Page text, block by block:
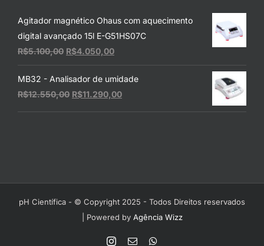
Agitador magnético Ohaus com aquecimento
digital avançado 15l E-G51HS07C
R$5.100,00 O
preço
original
era:
R$5.100,00.
R$4.050,00O
preço
atual
é:
R$4.050,00.
MB32 - Analisador de umidade
R$12.550,00 O
R$11.290,00O
pH Científica - © Copyright 2025 - Todos Direitos reservados
| Powered by Agência Wizz
Instagram
E-